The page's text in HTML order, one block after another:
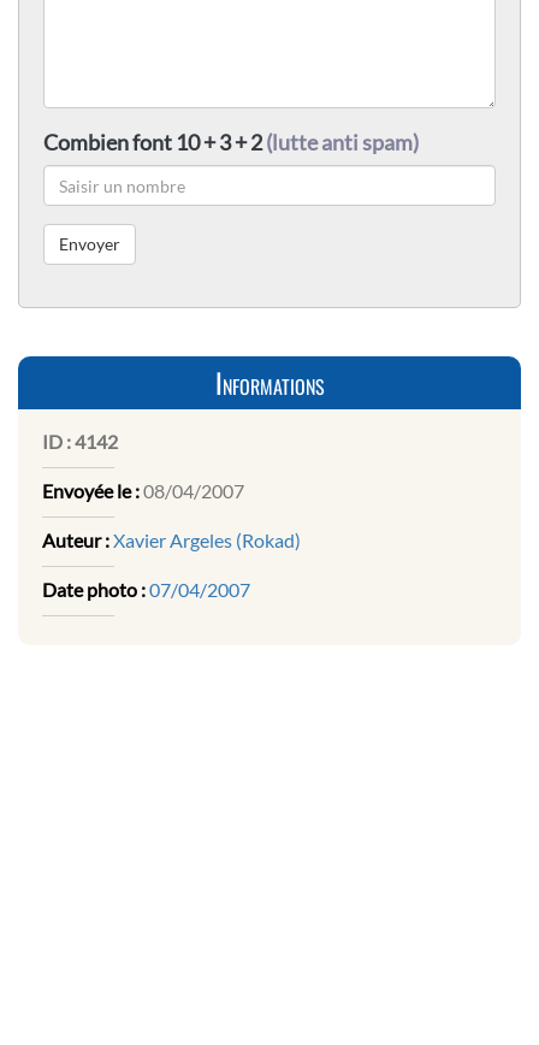
Combien font 10 + 3 + 2(lutte anti spam)
Informations
ID :4142
Envoyée le :08/04/2007
Auteur :Xavier Argeles (Rokad)
Date photo :07/04/2007